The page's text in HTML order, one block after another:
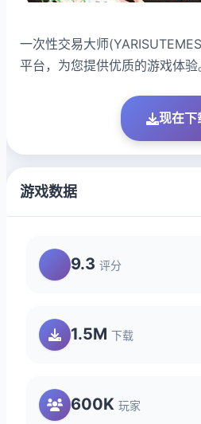
一次性交易大师
平台，为您提供优质的游戏体验
现在下
游戏数据
9.3 评分
1.5M 下载
600K 玩家